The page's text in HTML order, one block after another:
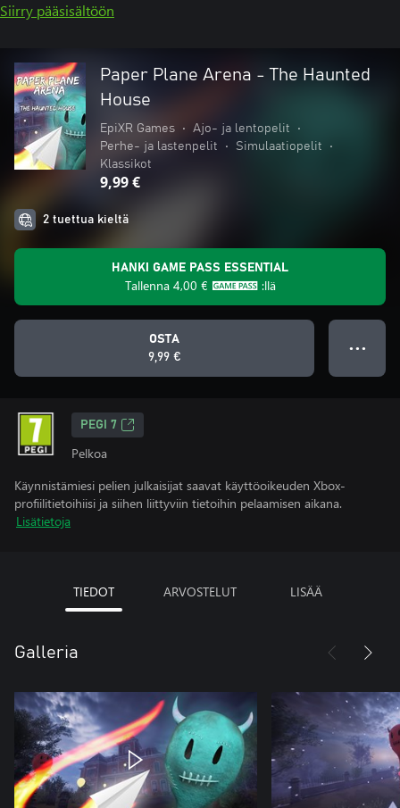
Siirry pääsisältöön
Paper Plane Arena - The Haunted
House
EpiXR Games • Ajo- ja lentopelit
•
Perhe- ja lastenpelit
• Simulaatiopelit
•
Klassikot
9,99 €
2 tuettua kieltä
HANKI GAME PASS ESSENTIAL
Tallenna 4,00 € :llä
OSTA
9,99 €
● ● ●
PEGI 7
Pelkoa
Käynnistämiesi pelien julkaisijat saavat käyttöoikeuden Xbox-
profiilitietoihiisi ja siihen liittyviin tietoihin pelaamisen aikana.
Lisätietoja
TIEDOT ARVOSTELUT LISÄÄ
Galleria